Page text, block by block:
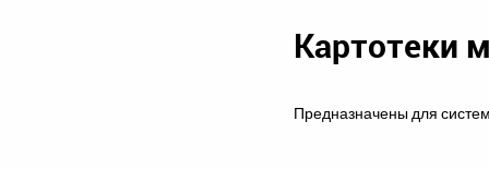
Картотеки
Предназначены для